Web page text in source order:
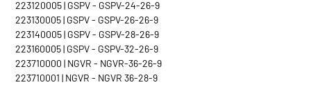
223120005 | GSPV - GSPV-24-26-9
223130005 | GSPV - GSPV-26-26-9
223140005 | GSPV - GSPV-28-26-9
223160005 | GSPV - GSPV-32-26-9
223710000 | NGVR - NGVR-36-26-9
223710001 | NGVR - NGVR 36-28-9